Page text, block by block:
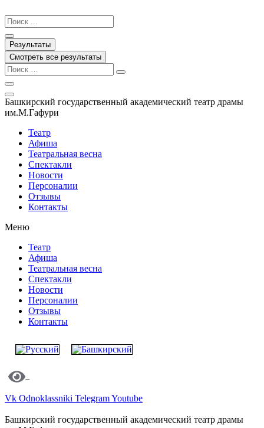
к
содержимому
Search
...
Результаты
Смотреть все результаты
Башкирский государственный академический театр драмы
им.М.Гафури
Театр
Афиша
Театральная весна
Спектакли
Новости
Персоналии
Отзывы
Контакты
Меню
Театр
Афиша
Театральная весна
Спектакли
Новости
Персоналии
Отзывы
Контакты
Vk Odnoklassniki TelegramYoutube
Башкирский государственный академический театр драмы